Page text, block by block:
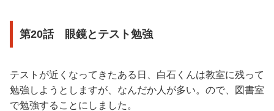
第20話 眼鏡とテスト勉強
テストが近くなってきたある日、白石くんは教室に残って
勉強しようとしますが、なんだか人が多い。ので、図書室
で勉強することにしました。